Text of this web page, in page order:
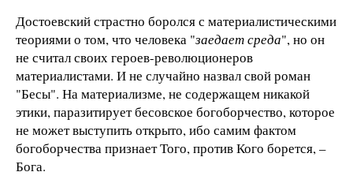
Достоевский страстно боролся с материалистическими
теориями о том, что человека "заедает среда", но он
не считал своих героев-революционеров
материалистами. И не случайно назвал свой роман
"Бесы". На материализме, не содержащем никакой
этики, паразитирует бесовское богоборчество, которое
не может выступить открыто, ибо самим фактом
богоборчества признает Того, против Кого борется, –
Бога.